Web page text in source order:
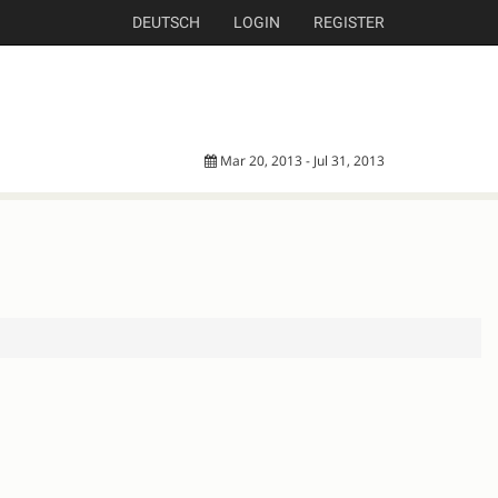
DEUTSCH LOGIN REGISTER
Mar 20, 2013 - Jul 31, 2013